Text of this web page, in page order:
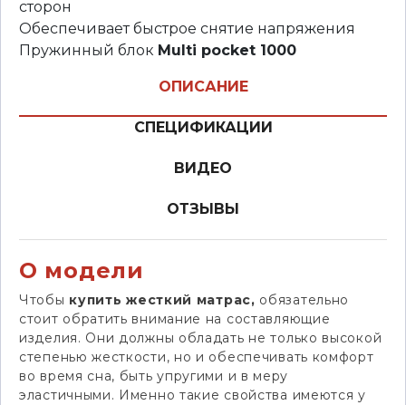
сторон
Обеспечивает быстрое снятие напряжения
Пружинный блок Multi pocket 1000
ОПИСАНИЕ
СПЕЦИФИКАЦИИ
ВИДЕО
ОТЗЫВЫ
О модели
Чтобы купить жесткий матрас, обязательно
стоит обратить внимание на составляющие
изделия. Они должны обладать не только высокой
степенью жесткости, но и обеспечивать комфорт
во время сна, быть упругими и в меру
эластичными. Именно такие свойства имеются у